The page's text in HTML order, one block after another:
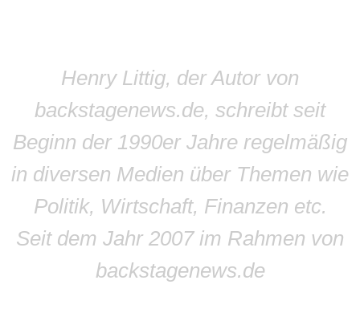
Henry Littig, der Autor von
backstagenews.de, schreibt seit
Beginn der 1990er Jahre regelmäßig
in diversen Medien über Themen wie
Politik, Wirtschaft, Finanzen etc.
Seit dem Jahr 2007 im Rahmen von
backstagenews.de